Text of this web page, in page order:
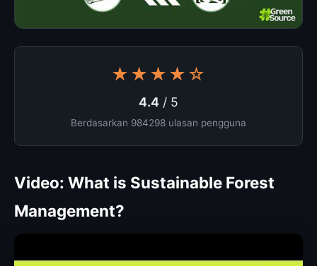
★★★★☆
4.4 / 5
Berdasarkan 984298 ulasan pengguna
Video: What is Sustainable Forest
Management?